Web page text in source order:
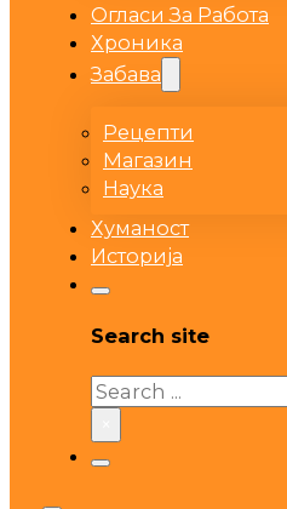
Огласи За Работа
Хроника
Забава
Рецепти
Магазин
Наука
Хуманост
Историја
Search site
Search